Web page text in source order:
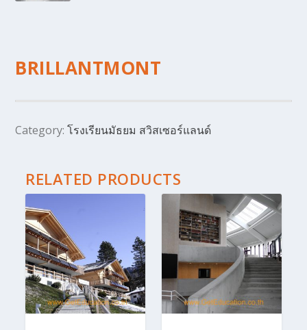
BRILLANTMONT
Category:โรงเรียนมัธยม สวิสเซอร์แลนด์
RELATED PRODUCTS